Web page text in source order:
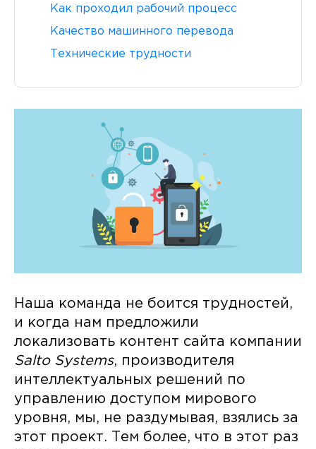
Как проходил рабочий процесс
Качество машинного перевода
Технические трудности
Наша команда не боится трудностей,
и когда нам предложили
локализовать контент сайта компании
Salto Systems, производителя
интеллектуальных решений по
управлению доступом мирового
уровня, мы, не раздумывая, взялись за
этот проект. Тем более, что в этот раз